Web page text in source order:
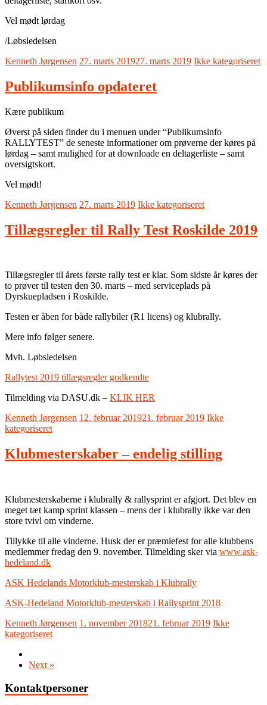
Vel mødt lørdag
/Løbsledelsen
Kenneth Jørgensen 27. marts 201927. marts 2019 Ikke kategoriseret
Publikumsinfo opdateret
Kære publikum
Øverst på siden finder du i menuen under “Publikumsinfo
RALLYTEST” de seneste informationer om prøverne der køres på
lørdag – samt mulighed for at downloade en deltagerliste – samt
oversigtskort.
Vel mødt!
Kenneth Jørgensen 27. marts 2019 Ikke kategoriseret
Tillægsregler til Rally Test Roskilde 2019
Tillægsregler til årets første rally test er klar. Som sidste år køres der
to prøver til testen den 30. marts – med serviceplads på
Dyrskuepladsen i Roskilde.
Testen er åben for både rallybiler (R1 licens) og klubrally.
Mere info følger senere.
Mvh. Løbsledelsen
Rallytest 2019 tillægsregler godkendte
Tilmelding via DASU.dk – KLIK HER
Kenneth Jørgensen 12. februar 201921. februar 2019 Ikke
kategoriseret
Klubmesterskaber – endelig stilling
Klubmesterskaberne i klubrally & rallysprint er afgjort. Det blev en
meget tæt kamp sprint klassen – mens der i klubrally ikke var den
store tvivl om vinderne.
Tillykke til alle vinderne. Husk der er præmiefest for alle klubbens
medlemmer fredag den 9. november. Tilmelding sker via www.ask-
hedeland.dk
ASK Hedelands Motorklub-mesterskab i Klubrally
ASK-Hedeland Motorklub-mesterskab i Rallysprint 2018
Kenneth Jørgensen 1. november 201821. februar 2019 Ikke
kategoriseret
Next »
Kontaktpersoner